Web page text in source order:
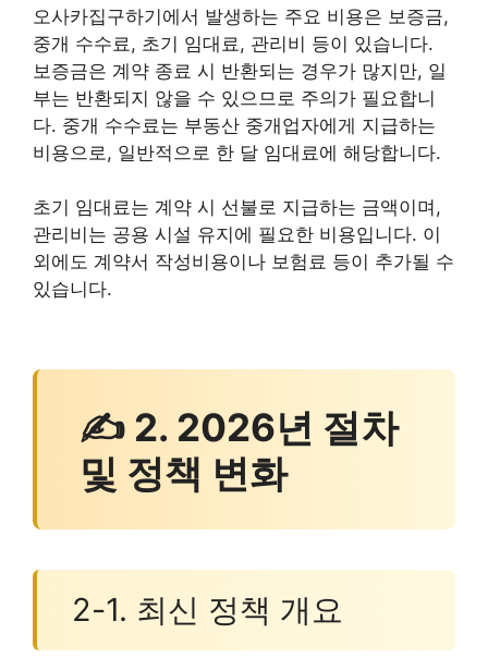
오사카집구하기에서 발생하는 주요 비용은 보증금,
중개 수수료, 초기 임대료, 관리비 등이 있습니다.
보증금은 계약 종료 시 반환되는 경우가 많지만, 일
부는 반환되지 않을 수 있으므로 주의가 필요합니
다. 중개 수수료는 부동산 중개업자에게 지급하는
비용으로, 일반적으로 한 달 임대료에 해당합니다.
초기 임대료는 계약 시 선불로 지급하는 금액이며,
관리비는 공용 시설 유지에 필요한 비용입니다. 이
외에도 계약서 작성비용이나 보험료 등이 추가될 수
있습니다.
✍ 2. 2026년 절차
및 정책 변화
2-1. 최신 정책 개요